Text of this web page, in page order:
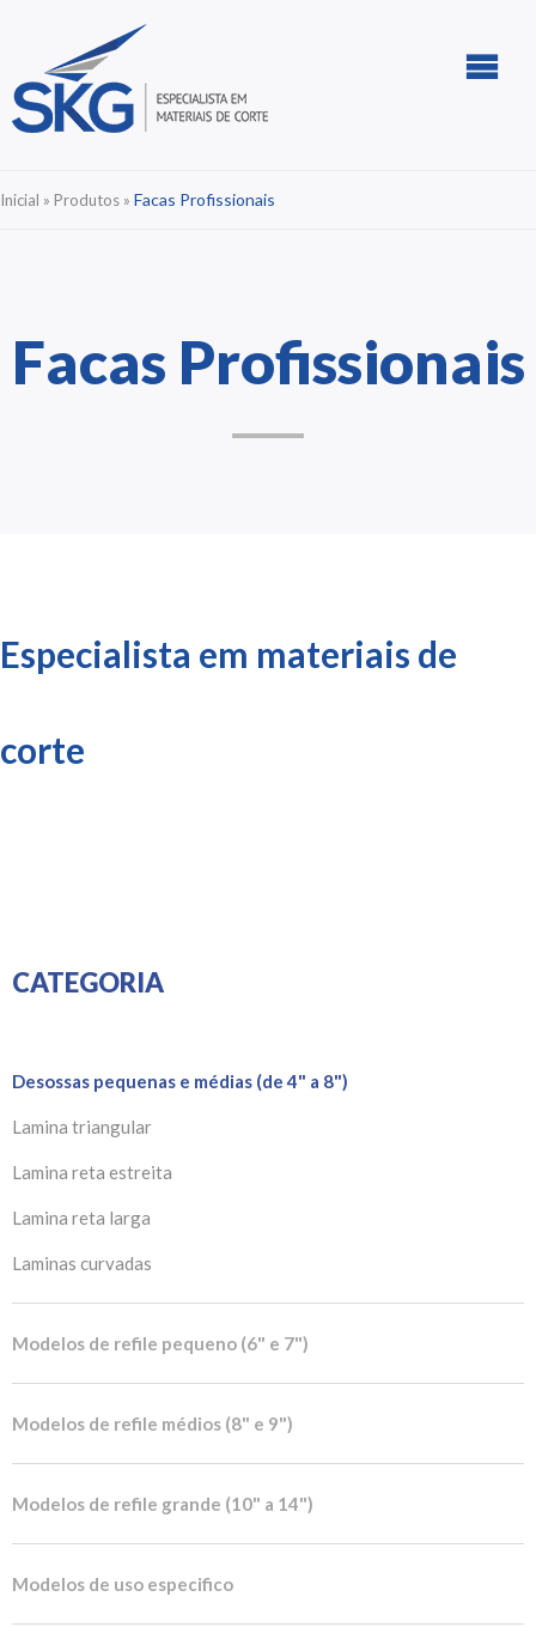
Inicial » Produtos » Facas Profissionais
Facas Profissionais
Especialista em materiais de
corte
CATEGORIA
Desossas pequenas e médias (de 4" a 8")
Lamina triangular
Lamina reta estreita
Lamina reta larga
Laminas curvadas
Modelos de refile pequeno (6" e 7")
Modelos de refile médios (8" e 9")
Modelos de refile grande (10" a 14")
Modelos de uso especifico